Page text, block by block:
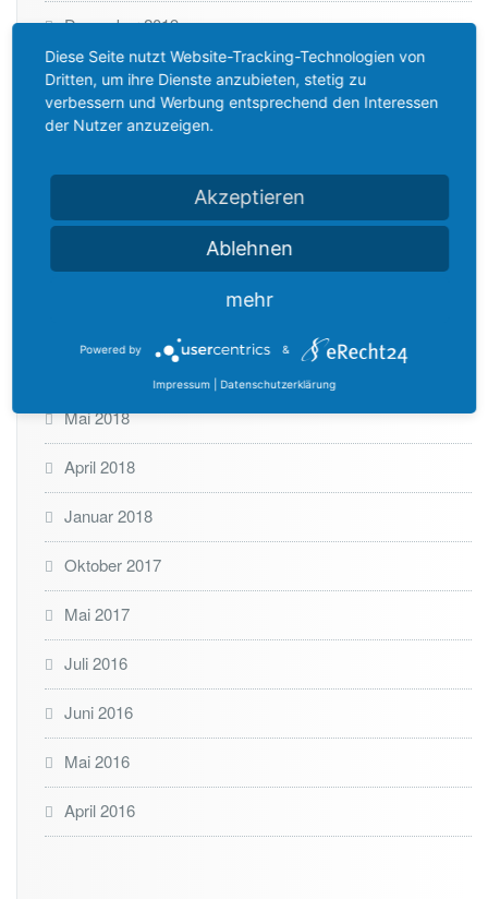
Dezember 2019
Oktober 2019
Juli 2019
Dezember 2018
November 2018
Oktober 2018
Mai 2018
April 2018
Januar 2018
Oktober 2017
Mai 2017
Juli 2016
Juni 2016
Mai 2016
April 2016
Diese Seite nutzt Website-Tracking-Technologien von
Dritten, um ihre Dienste anzubieten, stetig zu
verbessern und Werbung entsprechend den Interessen
der Nutzer anzuzeigen.
Akzeptieren
Ablehnen
mehr
Powered by &
Impressum Datenschutzerklärung